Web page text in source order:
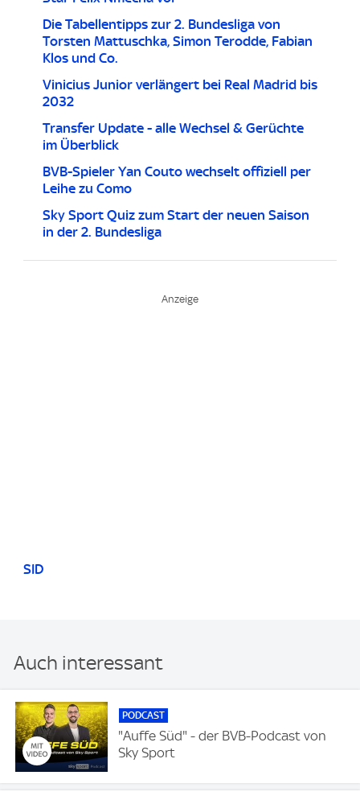
Die Tabellentipps zur 2. Bundesliga von
Torsten Mattuschka, Simon Terodde, Fabian
Klos und Co.
Vinicius Junior verlängert bei Real Madrid bis
2032
Transfer Update - alle Wechsel & Gerüchte
im Überblick
BVB-Spieler Yan Couto wechselt offiziell per
Leihe zu Como
Sky Sport Quiz zum Start der neuen Saison
in der 2. Bundesliga
SID
Auch interessant
PODCAST
"Auffe Süd" - der BVB-Podcast von
Sky Sport